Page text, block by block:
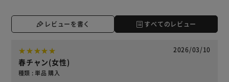
レビューを書く すべてのレビュー
2026/03/10
春チャン(女性)
種類 : 単品 購入